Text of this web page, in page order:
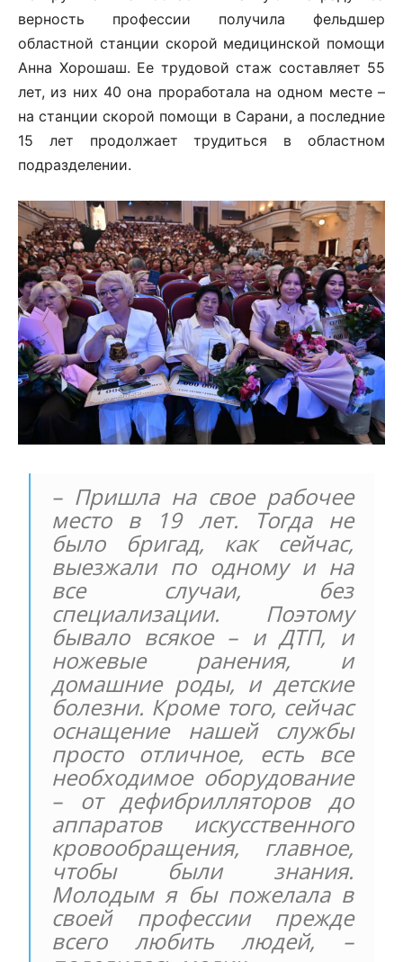
верность профессии получила фельдшер
областной станции скорой медицинской помощи
Анна Хорошаш. Ее трудовой стаж составляет 55
лет, из них 40 она проработала на одном месте –
на станции скорой помощи в Сарани, а последние
15 лет продолжает трудиться в областном
подразделении.
– Пришла на свое рабочее
место в 19 лет. Тогда не
было бригад, как сейчас,
выезжали по одному и на
все случаи, без
специализации. Поэтому
бывало всякое – и ДТП, и
ножевые ранения, и
домашние роды, и детские
болезни. Кроме того, сейчас
оснащение нашей службы
просто отличное, есть все
необходимое оборудование
– от дефибрилляторов до
аппаратов искусственного
кровообращения, главное,
чтобы были знания.
Молодым я бы пожелала в
своей профессии прежде
всего любить людей, –